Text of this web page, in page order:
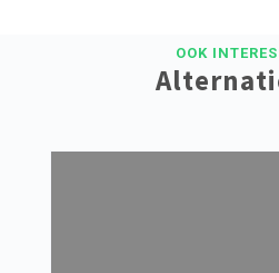
OOK